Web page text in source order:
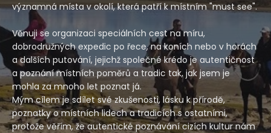
významná místa v okolí, která patří k místním "must see".
Věnuji se organizaci speciálních cest na míru,
dobrodružných expedic po řece, na koních nebo v horách
a dalších putování, jejichž společné krédo je autentičnost
a poznání místních poměrů a tradic tak, jak jsem je
mohla za mnoho let poznat já.
Mým cílem je sdílet své zkušenosti, lásku k přírodě,
poznatky o místních lidech a tradicích s ostatními,
protože věřím, že autentické poznávání cizích kultur nám